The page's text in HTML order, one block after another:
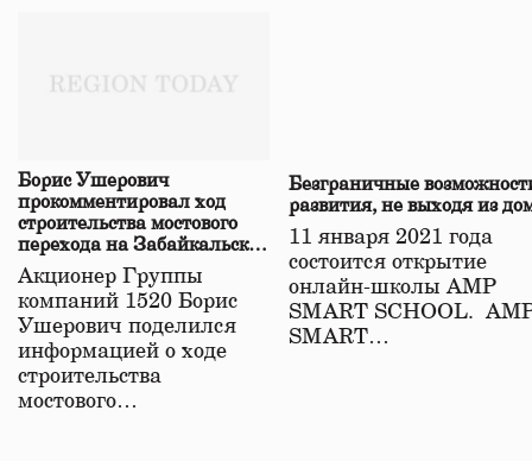
Борис Ушерович
прокомментировал ход
строительства мостового
перехода на Забайкальской
железной дороге
Акционер Группы
компаний 1520 Борис
Ушерович поделился
информацией о ходе
строительства
мостового…
Безграничные
развития, не выходя из
11 января 2021 года
состоится открытие
онлайн-школы АМР
SMART SCHOOL.
SMART…